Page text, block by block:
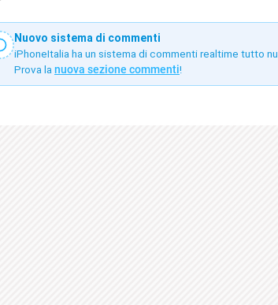
Nuovo sistema di commenti
iPhoneItalia ha un sistema di commenti realtime tutto
Prova la nuova sezione commenti!